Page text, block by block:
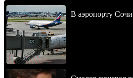
В аэропорту